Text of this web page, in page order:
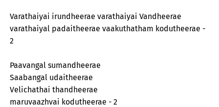
Varathaiyai irundheerae varathaiyai Vandheerae
varathaiyal padaitheerae vaakuthatham kodutheerae -
2
Paavangal sumandheerae
Saabangal udaitheerae
Velichathai thandheerae
maruvaazhvai kodutheerae - 2